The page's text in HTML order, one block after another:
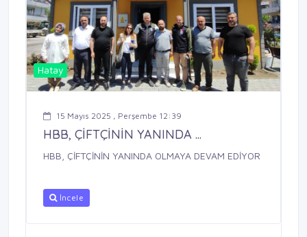
Hatay
15 Mayıs 2025 , Perşembe 12:39
HBB, ÇİFTÇİNİN YANINDA ...
HBB, ÇİFTÇİNİN YANINDA OLMAYA DEVAM EDİYOR
İncele